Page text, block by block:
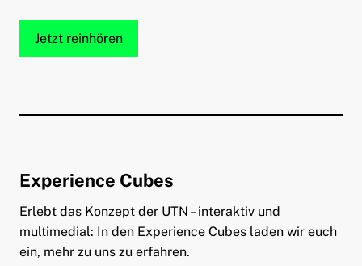
Jetzt reinhören
Experience Cubes
Erlebt das Konzept der UTN – interaktiv und
multimedial: In den Experience Cubes laden wir euch
ein, mehr zu uns zu erfahren.